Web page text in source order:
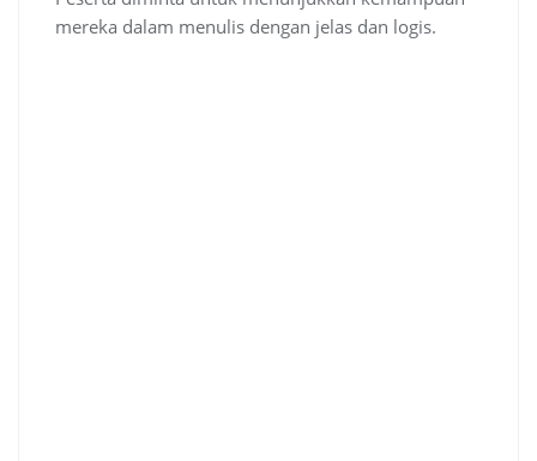
mereka dalam menulis dengan jelas dan logis.